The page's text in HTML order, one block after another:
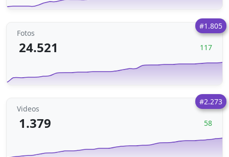
#1.805
Fotos
24.521 117
#2.273
Videos
1.379 58